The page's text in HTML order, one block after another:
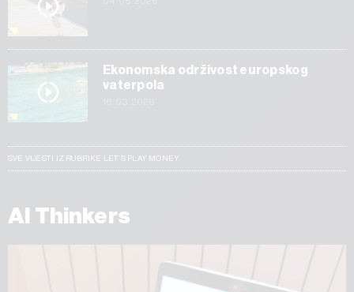
Ekonomska održivost europskog
vaterpola
SVE VIJESTI IZ RUBRIKE LET’S PLAY MONEY
AI Thinkers